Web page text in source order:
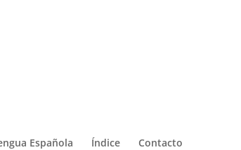
Española Índice Contacto